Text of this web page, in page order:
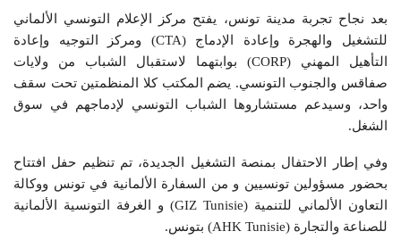
بعد نجاح تجربة مدينة تونس، يفتح مركز الإعلام التونسي الألماني
للتشغيل والهجرة وإعادة الإدماج (CTA) ومركز التوجيه وإعادة
التأهيل المهني (CORP) بوابتهما لاستقبال الشباب من ولايات
صفاقس والجنوب التونسي. يضم المكتب كلا المنظمتين تحت سقف
واحد، وسيدعم مستشاروها الشباب التونسي لإدماجهم في سوق
الشغل.
وفي إطار الاحتفال بمنصة التشغيل الجديدة، تم تنظيم حفل افتتاح
بحضور مسؤولين تونسيين و من السفارة الألمانية في تونس ووكالة
التعاون الألماني للتنمية (GIZ Tunisie) و الغرفة التونسية الألمانية
للصناعة والتجارة (AHK Tunisie) بتونس.